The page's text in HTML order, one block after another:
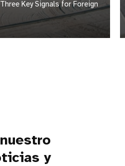
Key Signals for Foreign
y